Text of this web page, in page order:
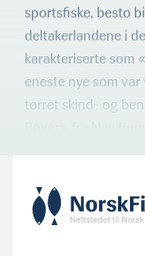
sportsfiske, besto
deltakerlandene i
karakteriserte som
eneste nye som
tørret skind- og